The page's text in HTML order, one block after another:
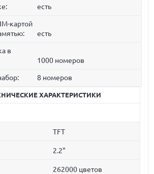
есть
картой
есть
в
1000 номеров
8 номеров
ХАРАКТЕРИСТИКИ
TFT
2.2"
262000 цветов